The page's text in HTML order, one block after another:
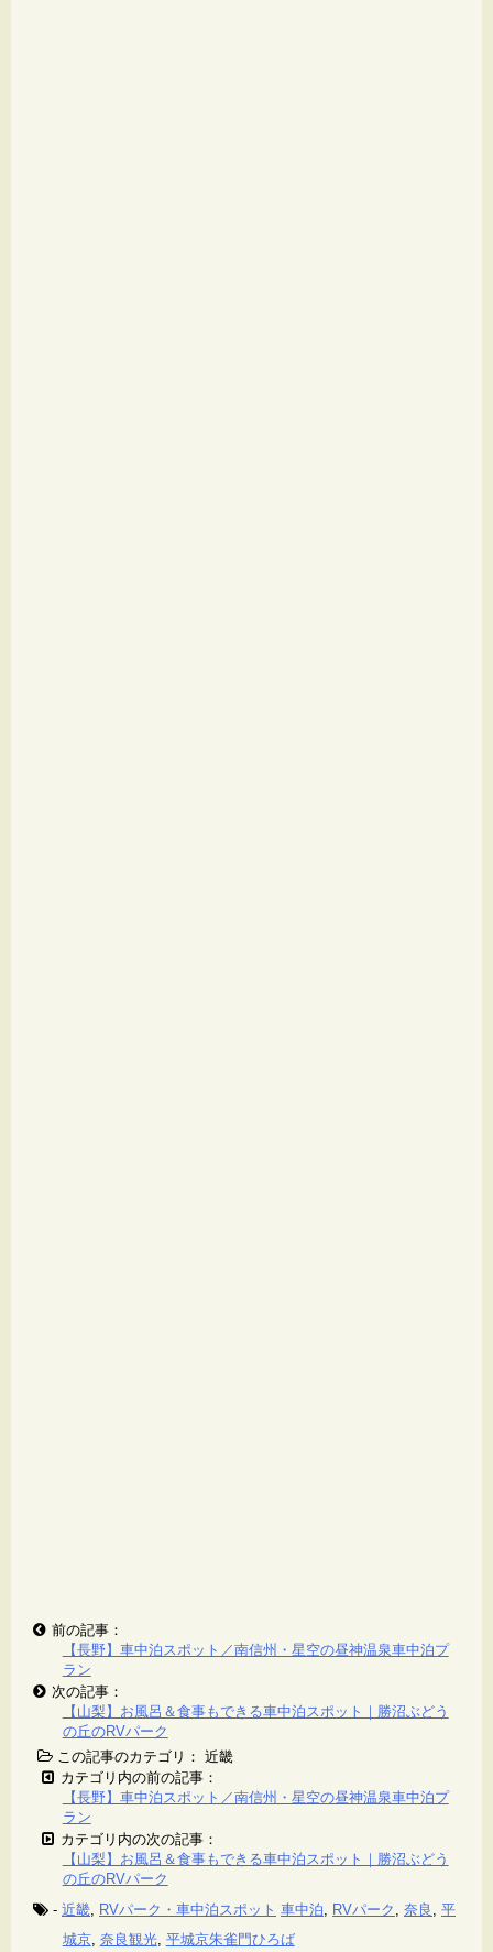
前の記事：
【長野】車中泊スポット／南信州・星空の昼神温泉車中泊プ
ラン
次の記事：
【山梨】お風呂＆食事もできる車中泊スポット｜勝沼ぶどう
の丘のRVパーク
この記事のカテゴリ： 近畿
カテゴリ内の前の記事：
【長野】車中泊スポット／南信州・星空の昼神温泉車中泊プ
ラン
カテゴリ内の次の記事：
【山梨】お風呂＆食事もできる車中泊スポット｜勝沼ぶどう
の丘のRVパーク
- 近畿 RVパーク・車中泊スポット 車中泊 RVパーク 奈良
平
城京, 奈良観光, 平城京朱雀門ひろば